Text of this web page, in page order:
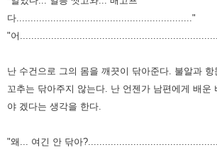
다.............................................................."
"어
난 수건으로 그의 몸을 깨끗이 닦아준다. 불알과 항
꼬추는 닦아주지 않는다. 난 언젠가 남편에게 배운
야 겠다는 생각을 한다.
"왜... 여긴 안 닦아